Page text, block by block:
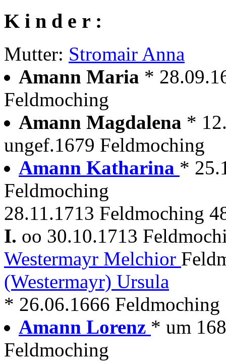
K i n d e r :
Mutter: Stromair Anna
Amann Maria *
Feldmoching
Amann Magdalena *
ungef.1679 Feldmoching
Amann Katharina *
Feldmoching
28.11.1713 Feldmoching
I. oo 30.10.1713
Westermayr Melchior
(Westermayr) Ursula
* 26.06.1666
Amann Lorenz * um
Feldmoching